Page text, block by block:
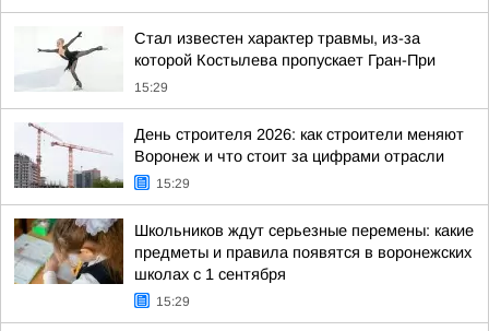
Стал известен характер травмы, из-за
которой Костылева пропускает Гран-При
15:29
День строителя 2026: как строители меняют
Воронеж и что стоит за цифрами отрасли
15:29
Школьников ждут серьезные перемены: какие
предметы и правила появятся в воронежских
школах с 1 сентября
15:29